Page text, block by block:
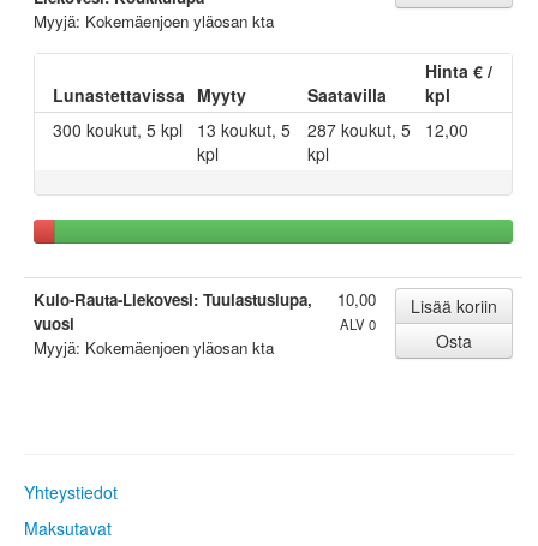
Myyjä: Kokemäenjoen yläosan kta
Lunastettavissa Myyty Saatavilla
Hinta € /
kpl
300 koukut, 5 kpl
13 koukut, 5
kpl
287 koukut, 5
kpl
12,00
Kulo-Rauta-Liekovesi: Tuulastuslupa,
vuosi
Myyjä: Kokemäenjoen yläosan kta
10,00
ALV 0
Yhteystiedot
Maksutavat